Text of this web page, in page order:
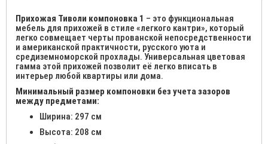
Прихожая Тиволи компоновка 1 – это функциональная
мебель для прихожей в стиле «легкого кантри», который
легко совмещает черты прованской непосредственности
и американской практичности, русского уюта и
средиземноморской прохлады. Универсальная цветовая
гамма этой прихожей позволит её легко вписать в
интерьер любой квартиры или дома.
Минимальный размер компоновки без учета зазоров
между предметами:
Ширина: 297 см
Высота: 208 см